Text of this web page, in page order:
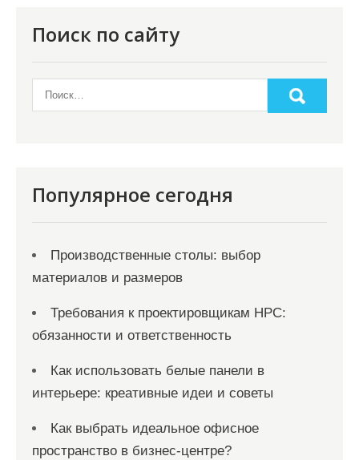
м
Поиск по сайту
Популярное сегодня
Производственные столы: выбор
материалов и размеров
Требования к проектировщикам НРС:
обязанности и ответственность
Как использовать белые панели в
интерьере: креативные идеи и советы
Как выбрать идеальное офисное
пространство в бизнес-центре?